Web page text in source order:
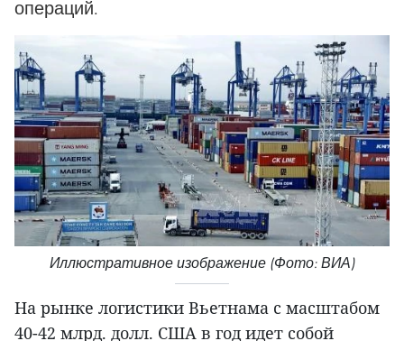
операций.
Иллюстративное изображение (Фото: ВИА)
На рынке логистики Вьетнама с масштабом
40-42 млрд. долл. США в год идет собой